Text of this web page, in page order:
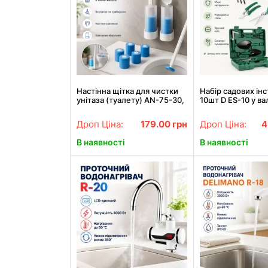
Настінна щітка для чистки
унітаза (туалету) AN-75-30,
чищення унітаза
Дроп Ціна: 179.00 грн
В наявності
Набір садових
10шт D ES-10 у
Дроп Ціна:
В наявності